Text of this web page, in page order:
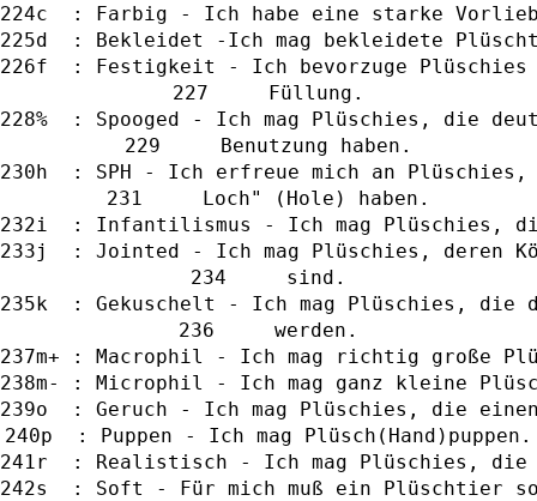
c  : Farbig - Ich habe eine starke
d  : Bekleidet -Ich mag bekleidete
f  : Festigkeit - Ich bevorzuge
     Füllung.
%  : Spooged - Ich mag Plüschies, die
     Benutzung haben.
h  : SPH - Ich erfreue mich an
     Loch" (Hole) haben.
i  : Infantilismus - Ich mag Plüschies,
j  : Jointed - Ich mag Plüschies, deren
     sind.
k  : Gekuschelt - Ich mag Plüschies, die
     werden.
m+ : Macrophil - Ich mag richtig große
m- : Microphil - Ich mag ganz kleine
o  : Geruch - Ich mag Plüschies, die einen
p  : Puppen - Ich mag Plüsch(Hand)puppen.
r  : Realistisch - Ich mag Plüschies, die
s  : Soft - Für mich muß ein Plüschtier